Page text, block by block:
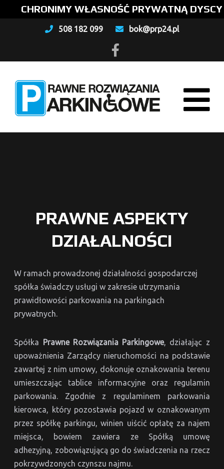
CHRONIMY WŁASNOŚĆ PRYWATNĄ
508 182 099 bok@prp24.pl
PRAWNE ASPEKTY
DZIAŁALNOŚCI
W ramach prowadzonej działalności gospodarczej
spółka świadczy usługi w zakresie utrzymania
prawidłowości parkowania na parkingach
prywatnych.
Spółka Prawne Rozwiązania Parkingowe, działając z
upoważnienia Zarządcy nieruchomości na podstawie
zawartej z nim umowy, dokonuje oznakowania terenu
umieszczając tablice informacyjne oraz regulamin
parkowania. Zgodnie z regulaminem parkowania
kierowca, który pozostawia pojazd w oznakowanym
przez spółkę parkingu, winien uiścić opłatę za najem
miejsca, bowiem zawiera ze Spółką umowę
adhezyjną, zobowiązującą go do świadczenia na rzecz
pokrzywdzonych czynszu najmu.